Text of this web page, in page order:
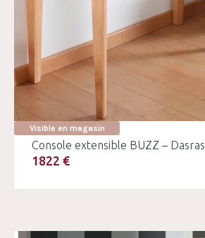
Visible en magasin
Console extensible BUZZ – Dasras
1822 €